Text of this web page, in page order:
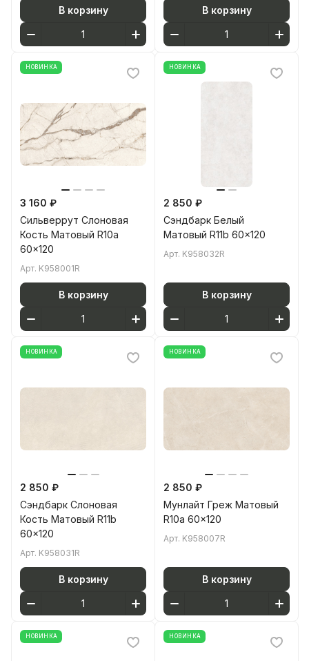
В корзину В корзину
НОВИНКА
3 160 ₽
Сильверрут Слоновая
Кость Матовый R10a
60x120
Арт. K958001R
В корзину
НОВИНКА
2 850 ₽
Сэндбарк Белый
Матовый R11b 60x120
Арт. K958032R
В корзину
НОВИНКА
2 850 ₽
Сэндбарк Слоновая
Кость Матовый R11b
60x120
Арт. K958031R
В корзину
НОВИНКА
2 850 ₽
Мунлайт Греж Матовый
R10a 60x120
Арт. K958007R
В корзину
НОВИНКА НОВИНКА